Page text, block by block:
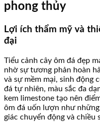
phong thủy
Lợi ích thẩm mỹ và
đại
Tiểu cảnh cây ôm đá đẹp
nhờ sự tương phản hoàn
và sự mềm mại, sinh động
đá tự nhiên, màu sắc đa
kem limestone tạo nên
ôm đá uốn lượn như
giác chuyển động và chiều